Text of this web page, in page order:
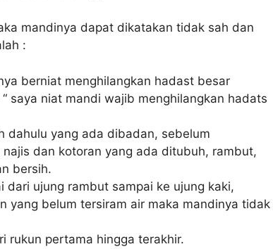
mandinya dapat dikatakan tidak sah dan
:
berniat menghilangkan hadast besar
saya niat mandi wajib menghilangkan hadats
dahulu yang ada dibadan, sebelum
dan kotoran yang ada ditubuh, rambut,
bersih.
dari ujung rambut sampai ke ujung kaki,
yang belum tersiram air maka mandinya tidak
rukun pertama hingga terakhir.